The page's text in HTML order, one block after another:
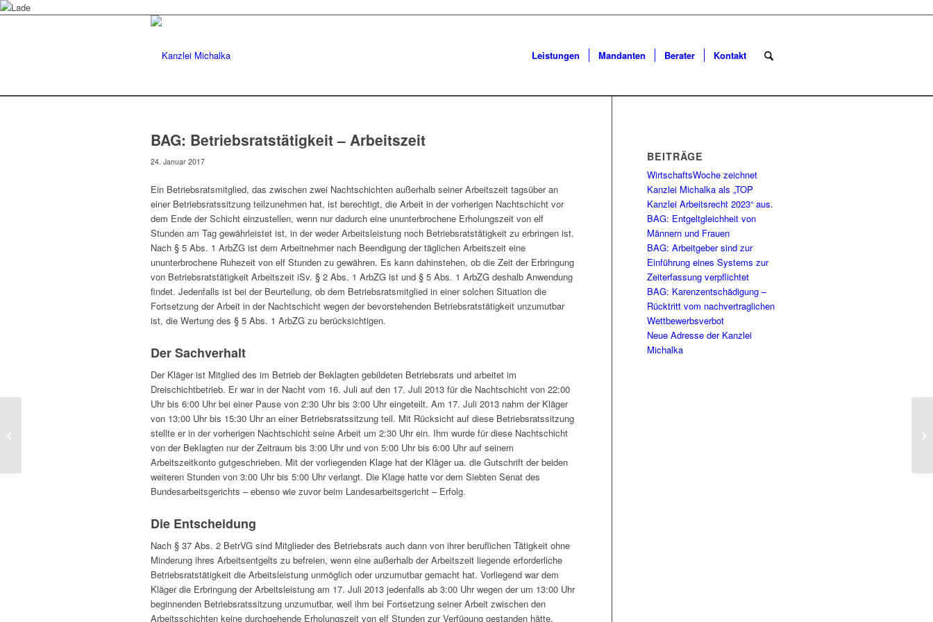
Leistungen Mandanten Berater Kontakt
BAG: Betriebsratstätigkeit – Arbeitszeit
24. Januar 2017
Ein Betriebsratsmitglied, das zwischen zwei Nachtschichten außerhalb seiner Arbeitszeit tagsüber an
einer Betriebsratssitzung teilzunehmen hat, ist berechtigt, die Arbeit in der vorherigen Nachtschicht vor
dem Ende der Schicht einzustellen, wenn nur dadurch eine ununterbrochene Erholungszeit von elf
Stunden am Tag gewährleistet ist, in der weder Arbeitsleistung noch Betriebsratstätigkeit zu erbringen ist.
Nach § 5 Abs. 1 ArbZG ist dem Arbeitnehmer nach Beendigung der täglichen Arbeitszeit eine
ununterbrochene Ruhezeit von elf Stunden zu gewähren. Es kann dahinstehen, ob die Zeit der Erbringung
von Betriebsratstätigkeit Arbeitszeit iSv. § 2 Abs. 1 ArbZG ist und § 5 Abs. 1 ArbZG deshalb Anwendung
findet. Jedenfalls ist bei der Beurteilung, ob dem Betriebsratsmitglied in einer solchen Situation die
Fortsetzung der Arbeit in der Nachtschicht wegen der bevorstehenden Betriebsratstätigkeit unzumutbar
ist, die Wertung des § 5 Abs. 1 ArbZG zu berücksichtigen.
Der Sachverhalt
Der Kläger ist Mitglied des im Betrieb der Beklagten gebildeten Betriebsrats und arbeitet im
Dreischichtbetrieb. Er war in der Nacht vom 16. Juli auf den 17. Juli 2013 für die Nachtschicht von 22:00
Uhr bis 6:00 Uhr bei einer Pause von 2:30 Uhr bis 3:00 Uhr eingeteilt. Am 17. Juli 2013 nahm der Kläger
von 13:00 Uhr bis 15:30 Uhr an einer Betriebsratssitzung teil. Mit Rücksicht auf diese Betriebsratssitzung
stellte er in der vorherigen Nachtschicht seine Arbeit um 2:30 Uhr ein. Ihm wurde für diese Nachtschicht
von der Beklagten nur der Zeitraum bis 3:00 Uhr und von 5:00 Uhr bis 6:00 Uhr auf seinem
Arbeitszeitkonto gutgeschrieben. Mit der vorliegenden Klage hat der Kläger ua. die Gutschrift der beiden
weiteren Stunden von 3:00 Uhr bis 5:00 Uhr verlangt. Die Klage hatte vor dem Siebten Senat des
Bundesarbeitsgerichts – ebenso wie zuvor beim Landesarbeitsgericht – Erfolg.
Die Entscheidung
Nach § 37 Abs. 2 BetrVG sind Mitglieder des Betriebsrats auch dann von ihrer beruflichen Tätigkeit ohne
Minderung ihres Arbeitsentgelts zu befreien, wenn eine außerhalb der Arbeitszeit liegende erforderliche
Betriebsratstätigkeit die Arbeitsleistung unmöglich oder unzumutbar gemacht hat. Vorliegend war dem
Kläger die Erbringung der Arbeitsleistung am 17. Juli 2013 jedenfalls ab 3:00 Uhr wegen der um 13:00 Uhr
beginnenden Betriebsratssitzung unzumutbar, weil ihm bei Fortsetzung seiner Arbeit zwischen den
Arbeitsschichten keine durchgehende Erholungszeit von elf Stunden zur Verfügung gestanden hätte.
BEITRÄGE
WirtschaftsWoche zeichnet
Kanzlei Michalka als „TOP
Kanzlei Arbeitsrecht 2023“ aus.
BAG: Entgeltgleichheit von
Männern und Frauen
BAG: Arbeitgeber sind zur
Einführung eines Systems zur
Zeiterfassung verpflichtet
BAG: Karenzentschädigung –
Rücktritt vom nachvertraglichen
Wettbewerbsverbot
Neue Adresse der Kanzlei
Michalka
LKW-Fahrers wegen Drogenkonsums